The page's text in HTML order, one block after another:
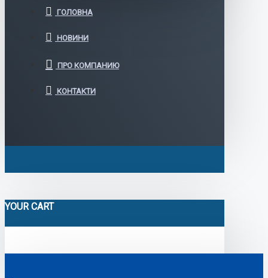
ГОЛОВНА
НОВИНИ
ПРО КОМПАНИЮ
КОНТАКТИ
YOUR CART